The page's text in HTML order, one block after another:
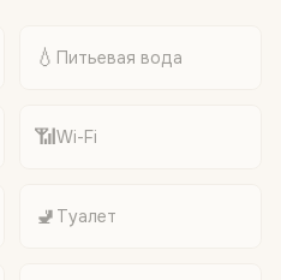
💧 Питьевая вода
📶Wi-Fi
🚽 Туалет